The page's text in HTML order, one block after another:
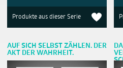
Produkte aus dieser Serie
AUF SICH SELBST ZÄHLEN. DER
AKT DER WAHRHEIT.